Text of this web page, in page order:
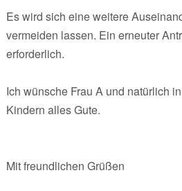
Es wird sich eine weitere
vermeiden lassen. Ein erneuter
erforderlich.
Ich wünsche Frau A und natürlich
Kindern alles Gute.
Mit freundlichen Grüßen